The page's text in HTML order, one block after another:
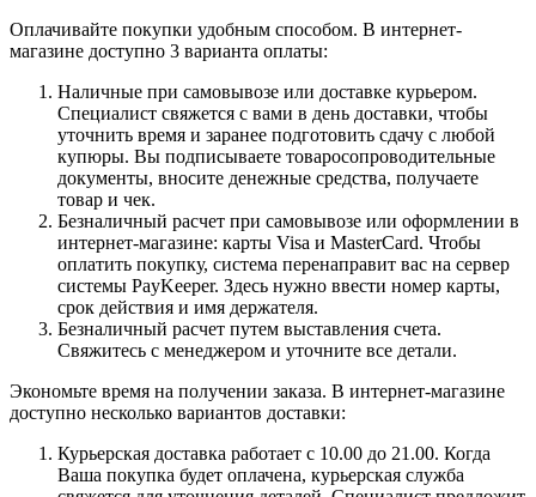
Оплачивайте покупки удобным способом. В интернет-
магазине доступно 3 варианта оплаты:
Наличные при самовывозе или доставке курьером.
Специалист свяжется с вами в день доставки, чтобы
уточнить время и заранее подготовить сдачу с любой
купюры. Вы подписываете товаросопроводительные
документы, вносите денежные средства, получаете
товар и чек.
Безналичный расчет при самовывозе или оформлении в
интернет-магазине: карты Visa и MasterCard. Чтобы
оплатить покупку, система перенаправит вас на сервер
системы PayKeeper. Здесь нужно ввести номер карты,
срок действия и имя держателя.
Безналичный расчет путем выставления счета.
Свяжитесь с менеджером и уточните все детали.
Экономьте время на получении заказа. В интернет-магазине
доступно несколько вариантов доставки:
Курьерская доставка работает с 10.00 до 21.00. Когда
Ваша покупка будет оплачена, курьерская служба